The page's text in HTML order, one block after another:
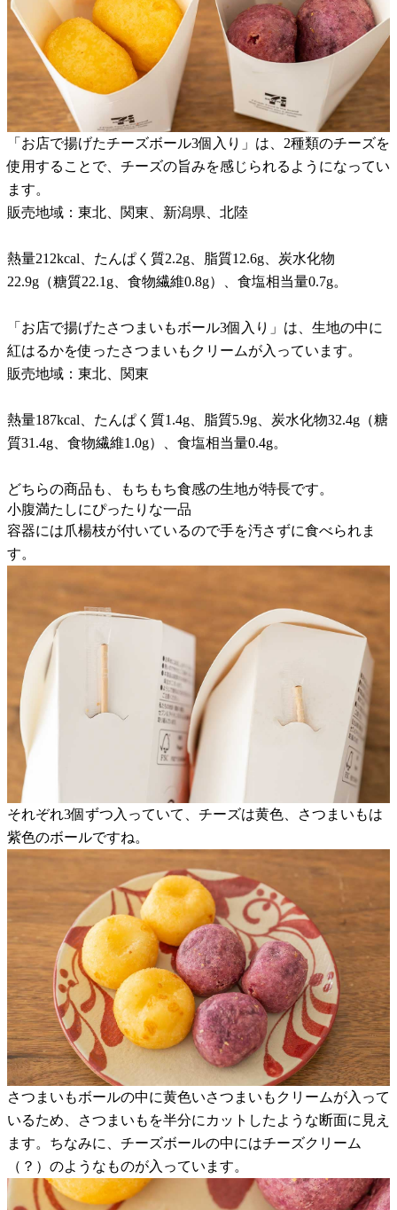
「お店で揚げたチーズボール3個入り」は、2種類のチーズを
使用することで、チーズの旨みを感じられるようになってい
ます。
販売地域：東北、関東、新潟県、北陸
熱量212kcal、たんぱく質2.2g、脂質12.6g、炭水化物
22.9g（糖質22.1g、食物繊維0.8g）、食塩相当量0.7g。
「お店で揚げたさつまいもボール3個入り」は、生地の中に
紅はるかを使ったさつまいもクリームが入っています。
販売地域：東北、関東
熱量187kcal、たんぱく質1.4g、脂質5.9g、炭水化物32.4g（糖
質31.4g、食物繊維1.0g）、食塩相当量0.4g。
どちらの商品も、もちもち食感の生地が特長です。
小腹満たしにぴったりな一品
容器には爪楊枝が付いているので手を汚さずに食べられま
す。
それぞれ3個ずつ入っていて、チーズは黄色、さつまいもは
紫色のボールですね。
さつまいもボールの中に黄色いさつまいもクリームが入って
いるため、さつまいもを半分にカットしたような断面に見え
ます。ちなみに、チーズボールの中にはチーズクリーム
（？）のようなものが入っています。